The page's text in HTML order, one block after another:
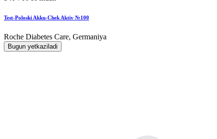
Test-Poloski Akku-Chek Aktiv №100
Roche Diabetes Care, Germaniya
Bugun yetkaziladi